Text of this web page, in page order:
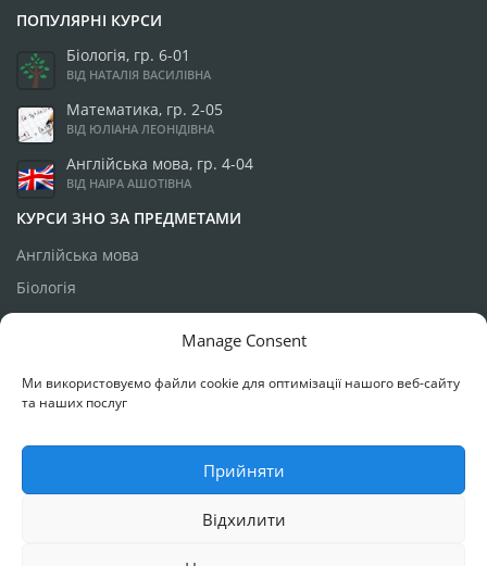
Manage Consent
Ми використовуємо файли cookie для оптимізації нашого веб-сайту
та наших послуг
Прийняти
Відхилити
ПОПУЛЯРНІ КУРСИ
Біологія, гр. 6-01
ВІД НАТАЛІЯ ВАСИЛІВНА
Математика, гр. 2-05
ВІД ЮЛІАНА ЛЕОНІДІВНА
Англійська мова, гр. 4-04
ВІД НАІРА АШОТІВНА
КУРСИ ЗНО ЗА ПРЕДМЕТАМИ
Англійська мова
Біологія
Географія
Математика
Українська мова
Фізика